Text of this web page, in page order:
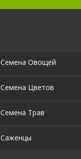
Семена Овощей
Семена Цветов
Семена Трав
Саженцы